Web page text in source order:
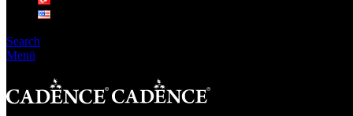
Search
Menü